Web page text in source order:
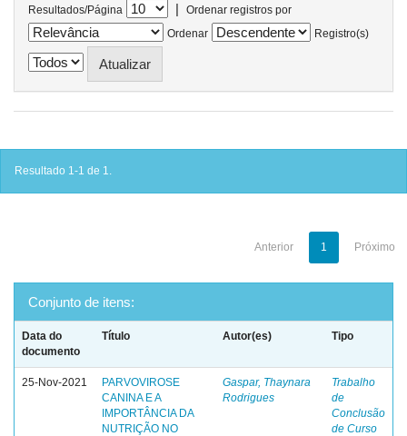
Resultados/Página |
Ordenar registros por
Ordenar
Registro(s)
Resultado 1-1 de 1.
Anterior 1 Próximo
Conjunto de itens:
Data do
documento
Título Autor(es) Tipo
25-Nov-2021
PARVOVIROSE
CANINA E A
IMPORTÂNCIA DA
NUTRIÇÃO NO
Gaspar, Thaynara
Rodrigues
Trabalho
de
Conclusão
de Curso